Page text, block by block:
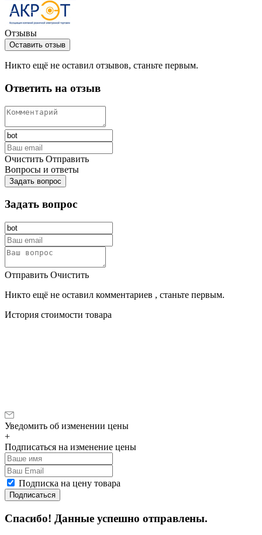
Отзывы
Оставить отзыв
Никто ещё не оставил отзывов, станьте первым.
Ответить на отзыв
Очистить Отправить
Вопросы и ответы
Задать вопрос
Задать вопрос
Отправить Очистить
Никто ещё не оставил комментариев , станьте первым.
История стоимости товара
Уведомить об изменении цены
+
Подписаться на изменение цены
Подписка на цену товара
Подписаться
Спасибо! Данные успешно отправлены.